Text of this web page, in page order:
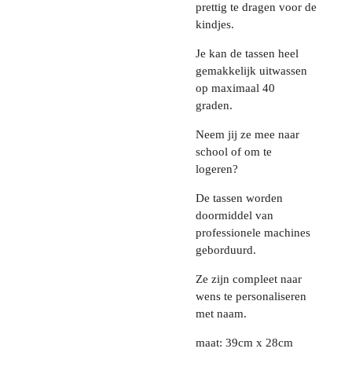
prettig te dragen voor de
kindjes.
Je kan de tassen heel
gemakkelijk uitwassen
op maximaal 40
graden.
Neem jij ze mee naar
school of om te
logeren?
De tassen worden
doormiddel van
professionele machines
geborduurd.
Ze zijn compleet naar
wens te personaliseren
met naam.
maat: 39cm x 28cm